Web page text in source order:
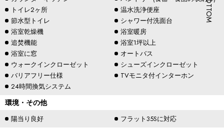
トイレ2ヶ所
温水洗浄便座
節水型トイレ
シャワー付洗面台
浴室乾燥機
浴室暖房
追焚機能
浴室1坪以上
浴室に窓
オートバス
ウォークインクローゼット
シューズインクローゼット
バリアフリー仕様
TVモニタ付インターホン
24時間換気システム
環境・その他
陽当り良好 フラット35Sに対応